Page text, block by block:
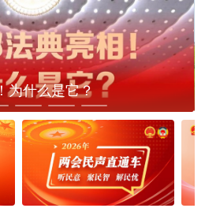
为什么是它？